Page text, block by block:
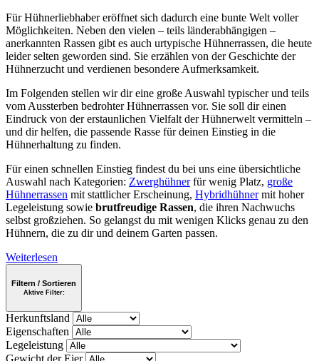
Für Hühnerliebhaber eröffnet sich dadurch eine bunte Welt voller
Möglichkeiten. Neben den vielen – teils länderabhängigen –
anerkannten Rassen gibt es auch urtypische Hühnerrassen, die heute
leider selten geworden sind. Sie erzählen von der Geschichte der
Hühnerzucht und verdienen besondere Aufmerksamkeit.
Im Folgenden stellen wir dir eine große Auswahl typischer und teils
vom Aussterben bedrohter Hühnerrassen vor. Sie soll dir einen
Eindruck von der erstaunlichen Vielfalt der Hühnerwelt vermitteln –
und dir helfen, die passende Rasse für deinen Einstieg in die
Hühnerhaltung zu finden.
Für einen schnellen Einstieg findest du bei uns eine übersichtliche
Auswahl nach Kategorien: Zwerghühnerfür wenig Platz, große
Hühnerrassen mit stattlicher Erscheinung, Hybridhühnermit hoher
Legeleistung sowie brutfreudige Rassen, die ihren Nachwuchs
selbst großziehen. So gelangst du mit wenigen Klicks genau zu den
Hühnern, die zu dir und deinem Garten passen.
Weiterlesen
Filtern / Sortieren
Aktive Filter:
Herkunftsland
Eigenschaften
Legeleistung
Gewicht der Eier